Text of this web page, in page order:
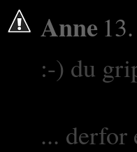
Anne
:-) du
... derfor